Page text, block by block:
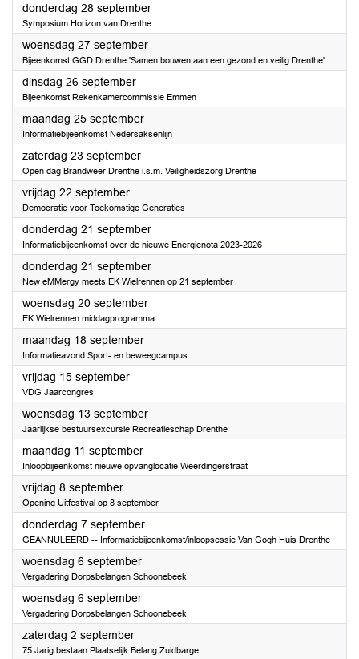
donderdag 28 september2023
Symposium Horizon van Drenthe
woensdag 27 september2023
Bijeenkomst GGD Drenthe 'Samen bouwen aan een gezond en veilig Drenthe'
dinsdag 26 september2023
Bijeenkomst Rekenkamercommissie Emmen
maandag 25 september2023
Informatiebijeenkomst Nedersaksenlijn
zaterdag 23 september2023
Open dag Brandweer Drenthe i.s.m. Veiligheidszorg Drenthe
vrijdag 22 september2023
Democratie voor Toekomstige Generaties
donderdag 21 september2023
Informatiebijeenkomst over de nieuwe Energienota 2023-2026
donderdag 21 september2023
New eMMergy meets EK Wielrennen op 21 september
woensdag 20 september2023
EK Wielrennen middagprogramma
maandag 18 september2023
Informatieavond Sport- en beweegcampus
vrijdag 15 september2023
VDG Jaarcongres
woensdag 13 september2023
Jaarlijkse bestuursexcursie Recreatieschap Drenthe
maandag 11 september2023
Inloopbijeenkomst nieuwe opvanglocatie Weerdingerstraat
vrijdag 8 september2023
Opening Uitfestival op 8 september
donderdag 7 september2023
GEANNULEERD -- Informatiebijeenkomst/inloopsessie Van Gogh Huis Drenthe
woensdag 6 september2023
Vergadering Dorpsbelangen Schoonebeek
woensdag 6 september2023
Vergadering Dorpsbelangen Schoonebeek
zaterdag 2 september2023
75 Jarig bestaan Plaatselijk Belang Zuidbarge